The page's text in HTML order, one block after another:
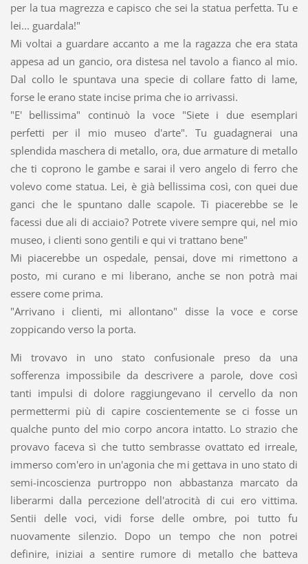
per la tua magrezza e capisco che sei la statua perfetta. Tu e
lei... guardala!"
Mi voltai a guardare accanto a me la ragazza che era stata
appesa ad un gancio, ora distesa nel tavolo a fianco al mio.
Dal collo le spuntava una specie di collare fatto di lame,
forse le erano state incise prima che io arrivassi.
"E' bellissima" continuò la voce "Siete i due esemplari
perfetti per il mio museo d'arte". Tu guadagnerai una
splendida maschera di metallo, ora, due armature di metallo
che ti coprono le gambe e sarai il vero angelo di ferro che
volevo come statua. Lei, è già bellissima così, con quei due
ganci che le spuntano dalle scapole. Ti piacerebbe se le
facessi due ali di acciaio? Potrete vivere sempre qui, nel mio
museo, i clienti sono gentili e qui vi trattano bene"​
Mi piacerebbe un ospedale, pensai, dove mi rimettono a
posto, mi curano e mi liberano, anche se non potrà mai
essere come prima.
"Arrivano i clienti, mi allontano" disse la voce e corse
zoppicando verso la porta.
Mi trovavo in uno stato confusionale preso da una
sofferenza impossibile da descrivere a parole, dove così
tanti impulsi di dolore raggiungevano il cervello da non
permettermi più di capire coscientemente se ci fosse un
qualche punto del mio corpo ancora intatto. Lo strazio che
provavo faceva sì che tutto sembrasse ovattato ed irreale,
immerso com'ero in un'agonia che mi gettava in uno stato di
semi-incoscienza purtroppo non abbastanza marcato da
liberarmi dalla percezione dell'atrocità di cui ero vittima.
Sentii delle voci, vidi forse delle ombre, poi tutto fu
nuovamente silenzio. Dopo un tempo che non potrei
definire, iniziai a sentire rumore di metallo che batteva